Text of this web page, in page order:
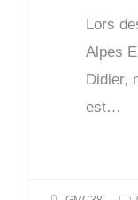
Lors
Alpes
Didier,
est…